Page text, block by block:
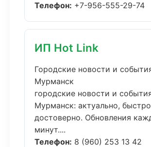
Телефон: +7-956-555-29-74
ИП Hot Link
Городские новости и
Мурманск
городские новости и
Мурманск: актуально,
достоверно. Обновления
минут....
Телефон: 8 (960) 253 13 42